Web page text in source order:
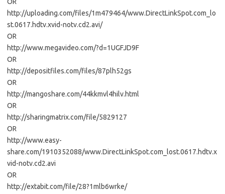
http://uploading.com/files/1m479464/www.DirectLinkSpot.com_lo
st.0617.hdtv.xvid-notv.cd2.avi/
OR
http://www.megavideo.com/?d=1UGFJD9F
OR
http://depositfiles.com/files/87plh52gs
OR
http://mangoshare.com/44kkmvl4hilv.html
OR
http://sharingmatrix.com/file/5829127
OR
http://www.easy-
share.com/1910352088/www.DirectLinkSpot.com_lost.0617.hdtv.x
vid-notv.cd2.avi
OR
http://extabit.com/file/28?1mlb6wrke/